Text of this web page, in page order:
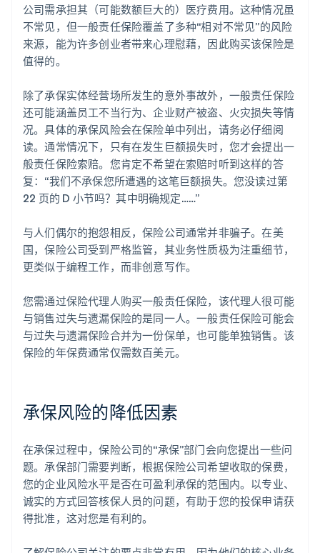
公司需承担其（可能数额巨大的）医疗费用。这种情况虽
不常见，但一般责任保险覆盖了多种“相对不常见”的风险
来源，能为许多创业者带来心理慰藉，因此购买该保险是
值得的。
除了承保实体经营场所发生的意外事故外，一般责任保险
还可能涵盖员工不当行为、企业财产被盗、火灾损失等情
况。具体的承保风险会在保险单中列出，请务必仔细阅
读。通常情况下，只有在发生巨额损失时，您才会提出一
般责任保险索赔。您肯定不希望在索赔时听到这样的答
复：“我们不承保您所遭遇的这笔巨额损失。您没读过第
22 页的 D 小节吗？其中明确规定……”
与人们偶尔的抱怨相反，保险公司通常并非骗子。在美
国，保险公司受到严格监管，其业务性质极为注重细节，
更类似于编程工作，而非创意写作。
您需通过保险代理人购买一般责任保险，该代理人很可能
与销售过失与遗漏保险的是同一人。一般责任保险可能会
与过失与遗漏保险合并为一份保单，也可能单独销售。该
保险的年保费通常仅需数百美元。
承保风险的降低因素
在承保过程中，保险公司的“承保”部门会向您提出一些问
题。承保部门需要判断，根据保险公司希望收取的保费，
您的企业风险水平是否在可盈利承保的范围内。以专业、
诚实的方式回答核保人员的问题，有助于您的投保申请获
得批准，这对您是有利的。